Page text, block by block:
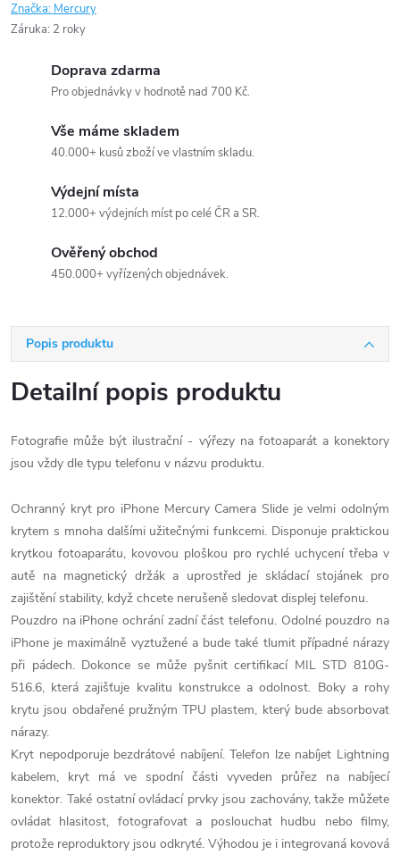
Značka: Mercury
Záruka: 2 roky
Doprava zdarma
Pro objednávky v hodnotě nad 700 Kč.
Vše máme skladem
40.000+ kusů zboží ve vlastním skladu.
Výdejní místa
12.000+ výdejních míst po celé ČR a SR.
Ověřený obchod
450.000+ vyřízených objednávek.
Popis produktu
Detailní popis produktu
Fotografie může být ilustrační - výřezy na fotoaparát a konektory
jsou vždy dle typu telefonu v názvu produktu.
Ochranný kryt pro iPhone Mercury Camera Slide je velmi odolným
krytem s mnoha dalšími užitečnými funkcemi. Disponuje praktickou
krytkou fotoaparátu, kovovou ploškou pro rychlé uchycení třeba v
autě na magnetický držák a uprostřed je skládací stojánek pro
zajištění stability, když chcete nerušeně sledovat displej telefonu.
Pouzdro na iPhone ochrání zadní část telefonu. Odolné pouzdro na
iPhone je maximálně vyztužené a bude také tlumit případné nárazy
při pádech. Dokonce se může pyšnit certifikací MIL STD 810G-
516.6, která zajišťuje kvalitu konstrukce a odolnost. Boky a rohy
krytu jsou obdařené pružným TPU plastem, který bude absorbovat
nárazy.
Kryt nepodporuje bezdrátové nabíjení. Telefon lze nabíjet Lightning
kabelem, kryt má ve spodní části vyveden průřez na nabíjecí
konektor. Také ostatní ovládací prvky jsou zachovány, takže můžete
ovládat hlasitost, fotografovat a poslouchat hudbu nebo filmy,
protože reproduktory jsou odkryté. Výhodou je i integrovaná kovová